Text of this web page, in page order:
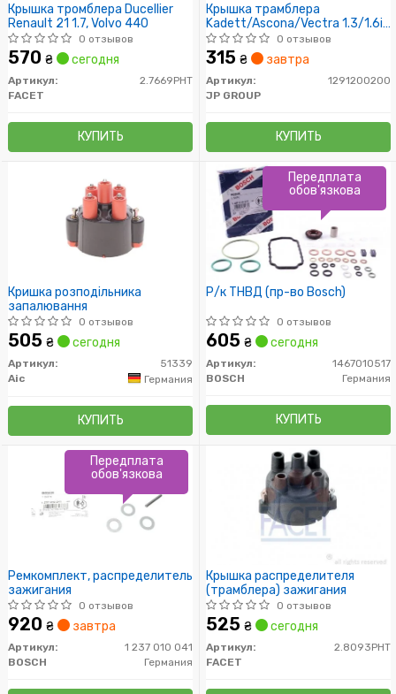
Крышка тромблера Ducellier
Renault 21 1.7, Volvo 440
0 отзывов
570 ₴ сегодня
Артикул:
2.7669PHT
FACET
КУПИТЬ
Крышка трамблера
Kadett/Ascona/Vectra 1.3/1.6i
81-95
0 отзывов
315 ₴ завтра
Артикул:
1291200200
JP GROUP
КУПИТЬ
Кришка розподільника
запалювання
0 отзывов
505 ₴ сегодня
Артикул:
51339
Aic
Германия
КУПИТЬ
Р/к ТНВД (пр-во Bosch)
0 отзывов
605 ₴ сегодня
Артикул:
1467010517
BOSCH
Германия
КУПИТЬ
Передплата
обов'язкова
Ремкомплект, распределитель
зажигания
0 отзывов
920 ₴ завтра
Артикул:
1 237 010 041
BOSCH
Германия
Передплата
обов'язкова
Крышка распределителя
(трамблера) зажигания
0 отзывов
525 ₴ сегодня
Артикул:
2.8093PHT
FACET